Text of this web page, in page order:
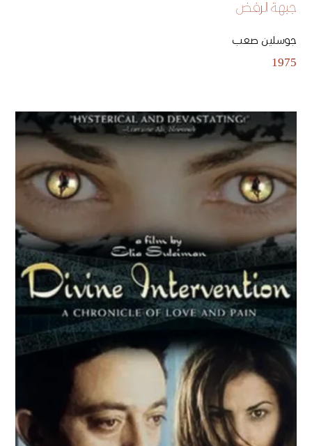
جبهة الرفض
جوسلين صعب
1975